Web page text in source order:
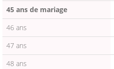
45 ans de mariage
46 ans
47 ans
48 ans